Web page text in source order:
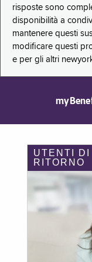
risposte sono
disponibilità a
mantenere questi
modificare questi
e per gli altri
UTENTI DI
RITORNO